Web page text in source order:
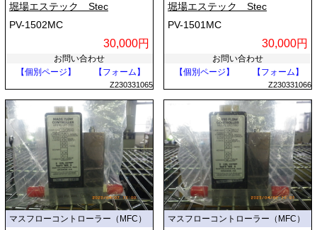
堀場エステック Stec
PV-1502MC
30,000円
お問い合わせ
【個別ページ】
【フォーム】
Z230331065
堀場エステック Stec
PV-1501MC
30,000円
お問い合わせ
【個別ページ】
【フォーム】
Z230331066
マスフローコントローラー（MFC） マスフローコントローラー（MFC）